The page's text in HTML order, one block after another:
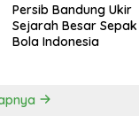
Persib Bandung Ukir
Sejarah Besar Sepak
Bola Indonesia